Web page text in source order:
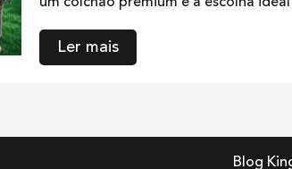
Ler mais
Blog